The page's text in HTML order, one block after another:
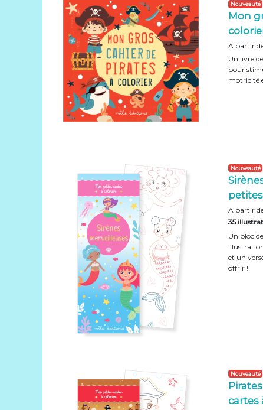
Nouveauté
Mon
À partir
Un livre
pour
motricité
Nouveauté
À partir
35
Un bloc
et un
offrir !
Nouveauté
cartes